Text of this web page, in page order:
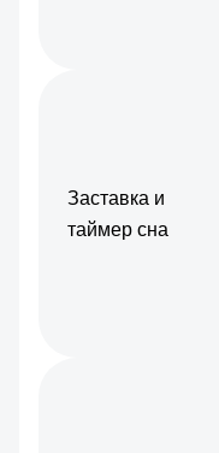
Заставка и
таймер сна